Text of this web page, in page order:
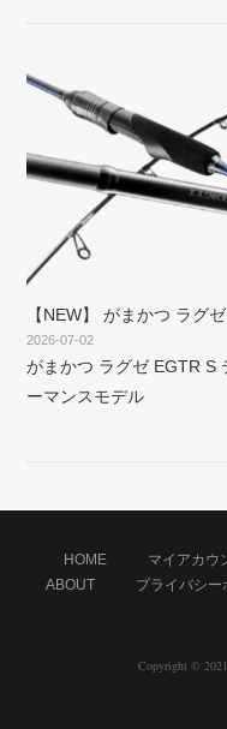
【NEW】 がまかつ ラグ
2026-07-02
がまかつ ラグゼ EGTR S
ーマンスモデル
HOME マイアカウ
ABOUT
プライバシー
Copyright ©